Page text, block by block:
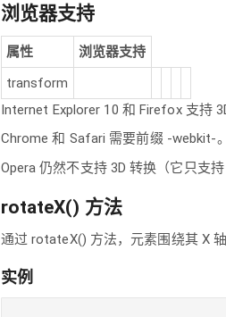
浏览器支持
属性
浏览器支持
transform
Internet Explorer 10 和 Firefox 支持
Chrome 和 Safari 需要前缀 -webkit-。
Opera 仍然不支持 3D 转换（它只支持
rotateX() 方法
通过 rotateX() 方法，元素围绕其 X
实例